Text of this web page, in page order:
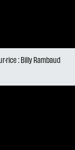
: Billy Rambaud